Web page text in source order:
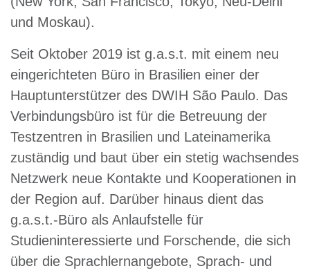
und Moskau).
Seit Oktober 2019 ist g.a.s.t. mit einem neu
eingerichteten Büro in Brasilien einer der
Hauptunterstützer des DWIH São Paulo. Das
Verbindungsbüro ist für die Betreuung der
Testzentren in Brasilien und Lateinamerika
zuständig und baut über ein stetig wachsendes
Netzwerk neue Kontakte und Kooperationen in
der Region auf. Darüber hinaus dient das
g.a.s.t.-Büro als Anlaufstelle für
Studieninteressierte und Forschende, die sich
über die Sprachlernangebote, Sprach- und